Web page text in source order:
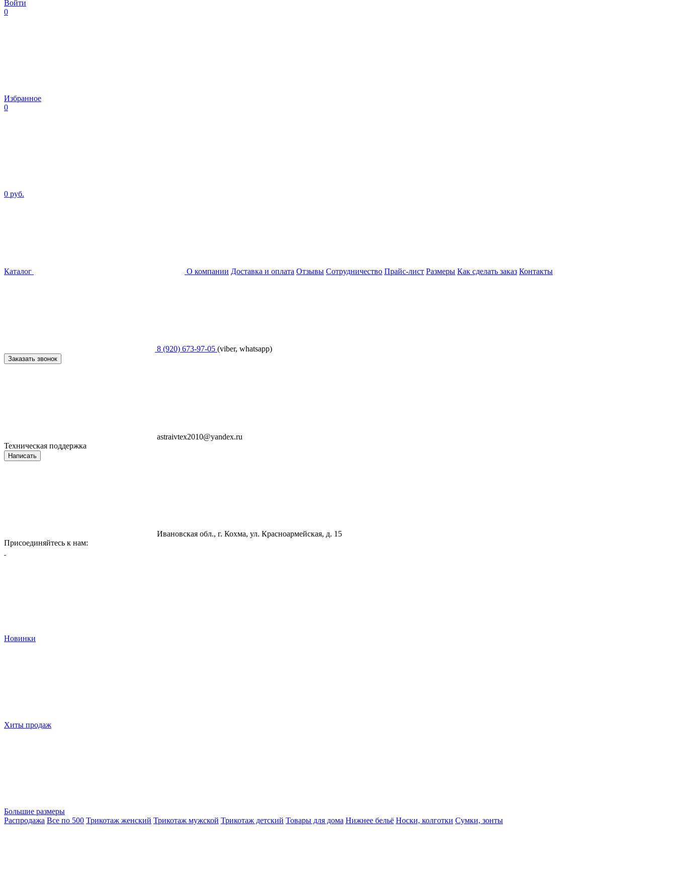
Войти
0
Избранное
0
0 руб.
Каталог О компании Доставка и оплата Отзывы Сотрудничество Прайс-лист Размеры Как сделать заказ Контакты
8 (920) 673-97-05 (viber, whatsapp)
Заказать звонок
astraivtex2010@yandex.ru
Техническая поддержка
Написать
Ивановская обл., г. Кохма, ул. Красноармейская, д. 15
Присоединяйтесь к нам:
Новинки
Хиты продаж
Большие размеры
Распродажа Все по 500 Трикотаж женский Трикотаж мужской Трикотаж детский Товары для дома Нижнее бельё Носки, колготки Сумки, зонты